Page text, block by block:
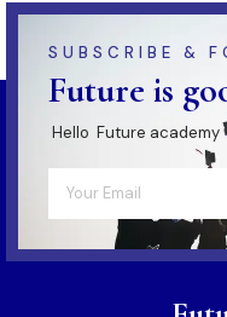
SUBSCRIBE &
Future is
Hello Future academy